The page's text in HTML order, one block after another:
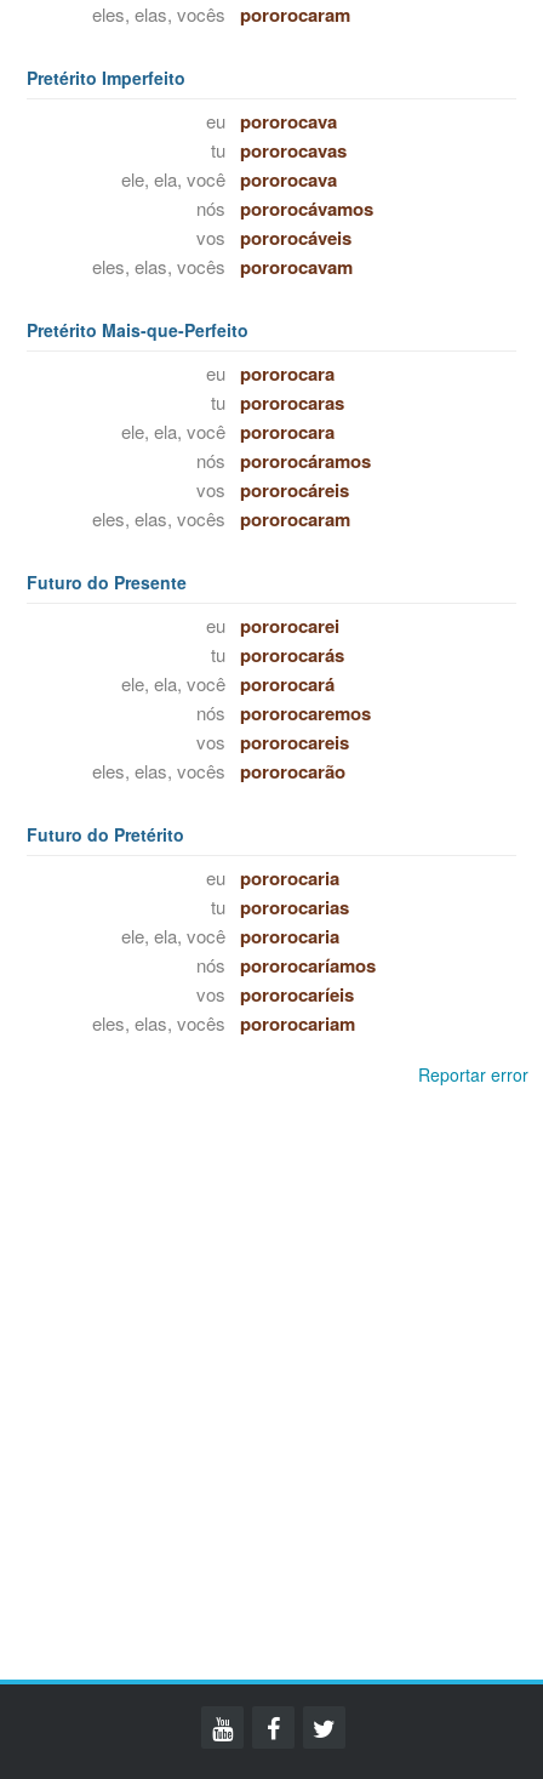
eles, elas, vocês pororocaram
Pretérito Imperfeito
eu pororocava
tu pororocavas
ele, ela, você pororocava
nós pororocávamos
vos pororocáveis
eles, elas, vocês pororocavam
Pretérito Mais-que-Perfeito
eu pororocara
tu pororocaras
ele, ela, você pororocara
nós pororocáramos
vos pororocáreis
eles, elas, vocês pororocaram
Futuro do Presente
eu pororocarei
tu pororocarás
ele, ela, você pororocará
nós pororocaremos
vos pororocareis
eles, elas, vocês pororocarão
Futuro do Pretérito
eu pororocaria
tu pororocarias
ele, ela, você pororocaria
nós pororocaríamos
vos pororocaríeis
eles, elas, vocês pororocariam
Reportar error